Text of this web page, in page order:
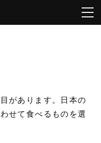
があります。日本の
せて食べるものを選